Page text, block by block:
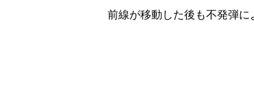
前線が移動した後も不発弾に